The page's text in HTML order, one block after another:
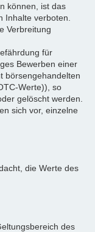
können, ist das
Inhalte verboten.
Verbreitung
für
Bewerben einer
börsengehandelten
Werte)), so
gelöscht werden.
sich vor, einzelne
die Werte des
des